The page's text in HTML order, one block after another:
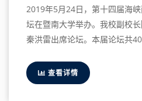
2019年5月24日，第十四届海
坛在暨南大学举办。我校副校
秦洪雷出席论坛。本届论坛共
查看详情